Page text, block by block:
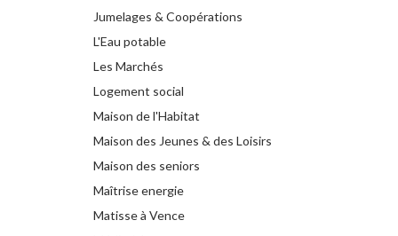
Jumelages & Coopérations
L'Eau potable
Les Marchés
Logement social
Maison de l'Habitat
Maison des Jeunes & des Loisirs
Maison des seniors
Maîtrise energie
Matisse à Vence